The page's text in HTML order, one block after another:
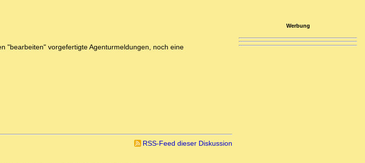
"bearbeiten" vorgefertigte Agenturmeldungen, noch eine
RSS-Feed dieser Diskussion
Werbung